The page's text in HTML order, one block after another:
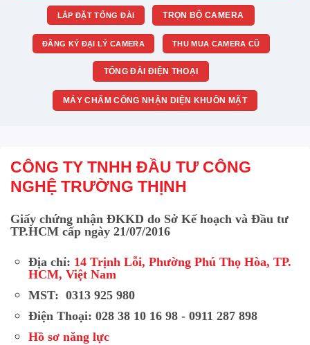
LẮP ĐẶT TỔNG ĐÀI TRỌN BỘ CAMERA
ĐĂNG KÝ ĐẠI LÝ CAMERA THU MUA CAMERA CŨ
TỔNG ĐÀI ĐIỆN THOẠI
MÁY CHẤM CÔNG NHẬN DIỆN KHUÔN MẶT
CÔNG TY TNHH ĐẦU TƯ CÔNG
NGHỆ TRƯỜNG THỊNH
Giấy chứng nhận ĐKKD do Sở Kế hoạch và Đầu tư
TP.HCM cấp ngày 21/07/2016
Địa chỉ: 14 Trịnh Lỗi, Phường Phú Thọ Hòa, TP.
HCM, Việt Nam
MST: 0313 925 980
Điện Thoại: 028 38 10 16 98 - 0911 287 898
Hồ sơ năng lực